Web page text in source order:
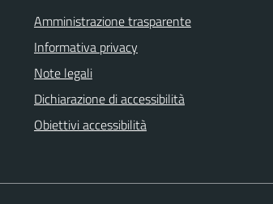
Amministrazione trasparente
Informativa privacy
Note legali
Dichiarazione di accessibilità
Obiettivi accessibilità